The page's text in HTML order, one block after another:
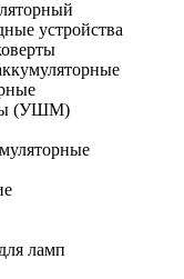
устройства
(УШМ)
ламп